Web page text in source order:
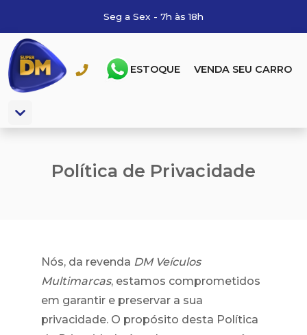
Seg a Sex - 7h às 18h
ESTOQUE VENDA SEU CARRO
Política de Privacidade
Nós, da revenda DM Veículos
Multimarcas, estamos comprometidos
em garantir e preservar a sua
privacidade. O propósito desta Política